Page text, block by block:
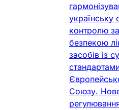
українську
контролю за
безпекою
засобів із
Союзу.